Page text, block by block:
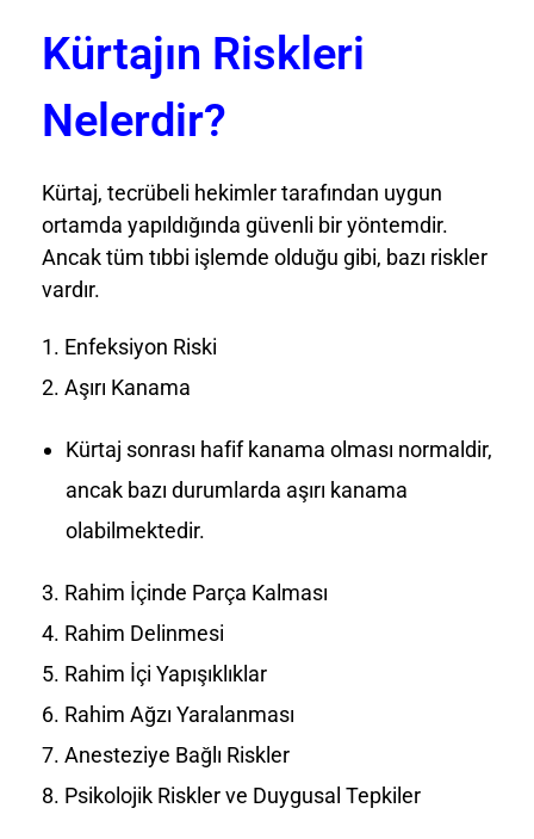
Kürtajın Riskleri
Nelerdir?
Kürtaj, tecrübeli hekimler tarafından uygun
ortamda yapıldığında güvenli bir yöntemdir.
Ancak tüm tıbbi işlemde olduğu gibi, bazı riskler
vardır.
Enfeksiyon Riski
Aşırı Kanama
Kürtaj sonrası hafif kanama olması normaldir,
ancak bazı durumlarda aşırı kanama
olabilmektedir.
Rahim İçinde Parça Kalması
Rahim Delinmesi
Rahim İçi Yapışıklıklar
Rahim Ağzı Yaralanması
Anesteziye Bağlı Riskler
Psikolojik Riskler ve Duygusal Tepkiler